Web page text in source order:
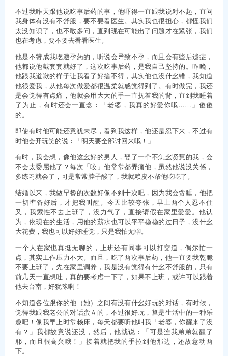
不过我昨天跟他说吃事后药的事，他吓得一直跟我说对不起，直问
我身体有没有不舒服，要不要看医生。其实我也很担心，都怪我们
太没知识了，也不敢多问，直到现在可能出了问题才在紧张，我们
也在考虑，要不要去看看医生。
他是不赞成我吃避孕药的，听说会导致不孕，而且会有些后遗症，
他都说他戴套套就好了，这次吃事后药，是我自己坚持的。昨晚，
他跟我道歉的样子让我看了好捨不得，其实他也没什幺错，我知道
他很爱我，从他每次做爱都很温柔就感觉得到了。有时做完，我还
是会觉得有点痛，他就会用大大的手一直抚着我的背，直到我睡着
了为止，有时还会一直念︰「老婆，我真的好爱你哦……」傻傻
的。
即使有时他可能还意犹未尽，看到我这样，他还是忍下来，不过有
时他会开玩笑的说︰「明天要全部讨回来哦！」
有时，我会想，像他这幺好的男人，娶了一个不怎幺贤慧的我，会
不会太委屈他了？每次「咬」他常常都弄痛他，虽然他说没关係，
多练习就会了，可是常常脖子酸了，我就赖皮不帮他吃吃了。
结婚以来，我做早餐的次数好像不到十次吧，因为我会贪睡，他把
一切準备好后，才把我叫醒。今天比较夸张，早上两个人忍不住
又，我索性不去上班了，没力气了，直接请假在家里爱爱。他认
为，依现在的生活，用他的薪水也可以平平稳稳的过日子，没什幺
大花费，我也可以好好睡觉，只是我怕无聊。
一个人在家也真挺无聊的，上班还有同事可以打交道，偶尔忙一
点，其实工作压力不大。而且，吃了两次事后药，他一直要我乾脆
不要上班了，先在家里调养，我是没有觉得有什幺不舒服的，只有
前几天一直想吐，真的要考虑一下了，如果不上班，或许可以跟着
他去台南，好犹豫啊！
不知道各位跟你的他（她）之间有没有什幺好玩的对话，有时候，
觉得我跟我老公的对话蛮Ａ的，不过很好玩，算是生活中的一种乐
趣吧！像我早上时常赖床，每天都要听他叫我「老婆，你醒来了没
有？」我都故意说还没，然后，他就说︰「可是连我弟弟就醒了
耶，而且很高兴哦！」接着就把我的手拉到他那边，还故意动两
下。